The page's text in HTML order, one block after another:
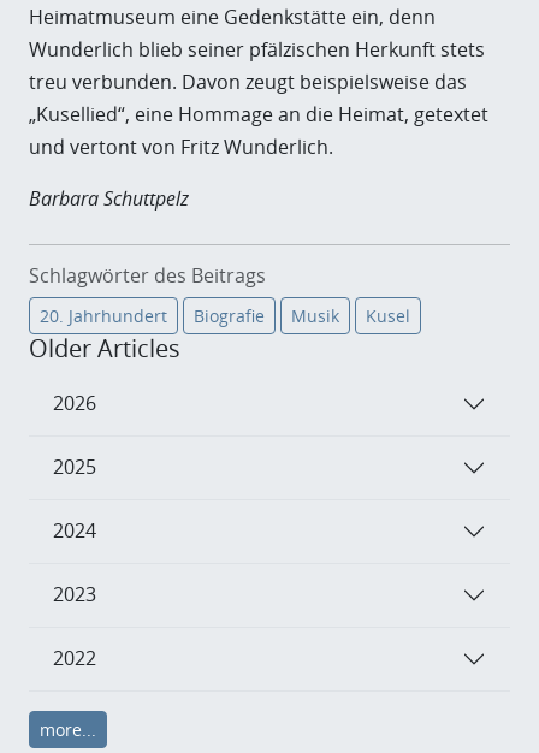
Heimatmuseum eine Gedenkstätte ein, denn
Wunderlich blieb seiner pfälzischen Herkunft stets
treu verbunden. Davon zeugt beispielsweise das
„Kusellied“, eine Hommage an die Heimat, getextet
und vertont von Fritz Wunderlich.
Barbara Schuttpelz
Schlagwörter des Beitrags
20. Jahrhundert Biografie Musik Kusel
Older Articles
2026
2025
2024
2023
2022
more...